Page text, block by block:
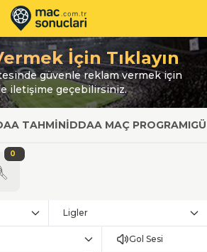
İçin Tıklayın
güvenle reklam vermek için
iletişime geçebilirsiniz.
TAHMINİDDAA MAÇ PROGRAMI
0
Ligler
Gol Sesi